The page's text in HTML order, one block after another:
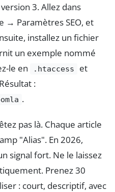
3. Allez dans
→ Paramètres SEO, et
installez un fichier
un exemple nommé
le en .htaccess
et
:
.
pas là. Chaque article
"Alias". En 2026,
signal fort. Ne le laissez
Prenez 30
: court, descriptif, avec